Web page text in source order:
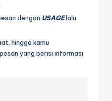
dengan USAGElalu
hingga kamu
yang berisi informasi